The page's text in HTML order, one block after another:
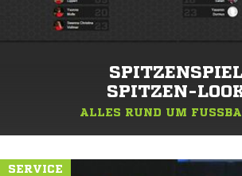
SPITZEN-
ALLES RUND UM
SERVICE